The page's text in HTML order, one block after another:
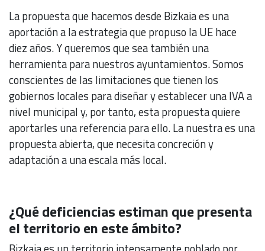
La propuesta que hacemos desde Bizkaia es una
aportación a la estrategia que propuso la UE hace
diez años. Y queremos que sea también una
herramienta para nuestros ayuntamientos. Somos
conscientes de las limitaciones que tienen los
gobiernos locales para diseñar y establecer una IVA a
nivel municipal y, por tanto, esta propuesta quiere
aportarles una referencia para ello. La nuestra es una
propuesta abierta, que necesita concreción y
adaptación a una escala más local.
¿Qué deficiencias estiman que presenta
el territorio en este ámbito?